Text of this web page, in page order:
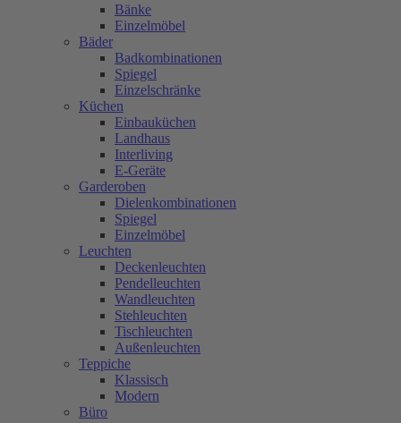
Bänke
Einzelmöbel
Bäder
Badkombinationen
Spiegel
Einzelschränke
Küchen
Einbauküchen
Landhaus
Interliving
E-Geräte
Garderoben
Dielenkombinationen
Spiegel
Einzelmöbel
Leuchten
Deckenleuchten
Pendelleuchten
Wandleuchten
Stehleuchten
Tischleuchten
Außenleuchten
Teppiche
Klassisch
Modern
Büro